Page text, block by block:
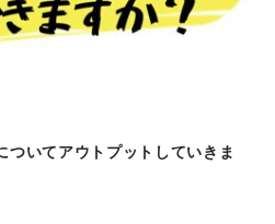
ついてアウトプットしていきま